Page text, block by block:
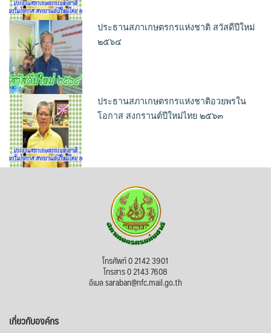
ประธานสภาเกษตรกรแห่งชาติ สวัสดีปีใหม่
๒๕๖๔
ประธานสภาเกษตรกรแห่งชาติอวยพรใน
โอกาส สงกรานต์ปีใหม่ไทย ๒๕๖๓
โทรศัพท์ 0 2142 3901
โทรสาร 0 2143 7608
อีเมล saraban@nfc.mail.go.th
เกี่ยวกับองค์กร